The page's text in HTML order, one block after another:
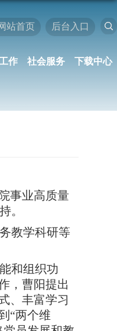
站首页 后台入口
作 社会服务 下载中心
事业高质量
。
教学科研等
和组织功
， 曹阳提出
、丰富学习
“两个维